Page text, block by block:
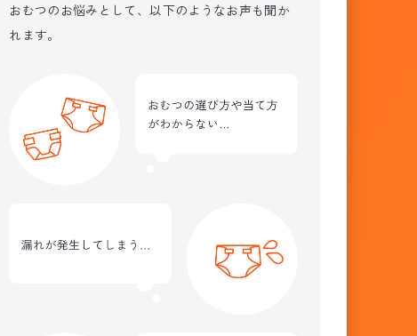
おむつのお悩みとして、以下のようなお声も聞か
れます。